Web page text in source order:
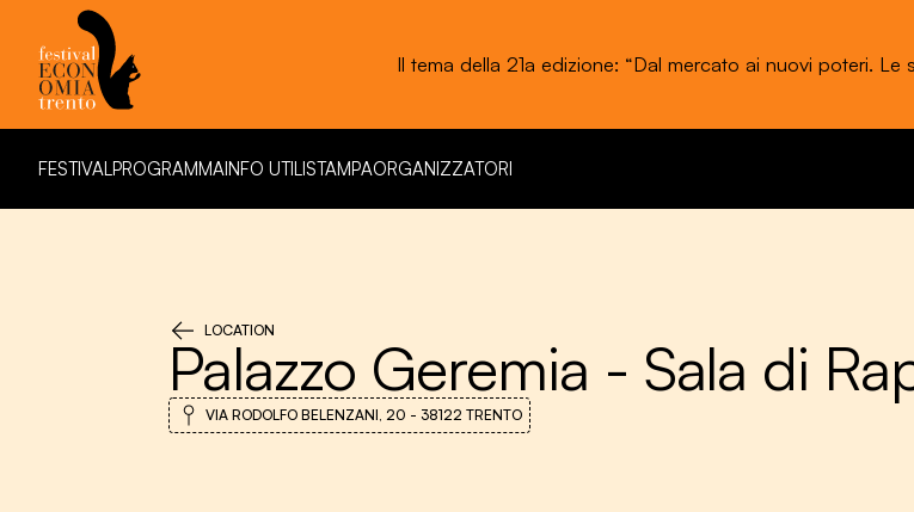
Il tema della 21a edizione: “Dal mercato ai nuovi poteri. Le
FESTIVALPROGRAMMAINFO UTILISTAMPAORGANIZZATORI
LOCATION
Palazzo Geremia - Sala di
VIA RODOLFO BELENZANI, 20 - 38122 TRENTO